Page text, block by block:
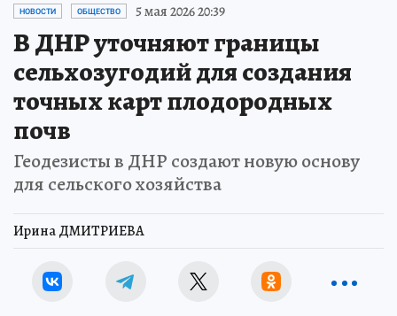
НОВОСТИ ОБЩЕСТВО 5 мая 2026 20:39
В ДНР уточняют границы
сельхозугодий для создания
точных карт плодородных
почв
Геодезисты в ДНР создают новую основу
для сельского хозяйства
Ирина ДМИТРИЕВА